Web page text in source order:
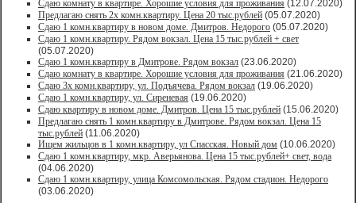
Сдаю комнату в квартире. Хорошие условия для проживания (12.07.2020)
Предлагаю снять 2х комн.квартиру. Цена 20 тыс.рублей (05.07.2020)
Сдаю 1 комн.квартиру в новом доме. Дмитров. Недорого (05.07.2020)
Сдаю 1 комн.квартиру. Рядом вокзал. Цена 15 тыс.рублей + свет
(05.07.2020)
Сдаю 1 комн.квартиру в Дмитрове. Рядом вокзал (23.06.2020)
Сдаю комнату в квартире. Хорошие условия для проживания (21.06.2020)
Сдаю 3х комн.квартиру, ул. Подъячева. Рядом вокзал (19.06.2020)
Сдаю 1 комн.квартиру, ул. Сиреневая (19.06.2020)
Сдаю квартиру в новом доме. Дмитров. Цена 15 тыс.рублей (15.06.2020)
Предлагаю снять 1 комн.квартиру в Дмитрове. Рядом вокзал. Цена 15
тыс.рублей (11.06.2020)
Ищем жильцов в 1 комн.квартиру, ул Спасская. Новый дом (10.06.2020)
Сдаю 1 комн.квартиру, мкр. Аверьянова. Цена 15 тыс.рублей+ свет, вода
(04.06.2020)
Сдаю 1 комн.квартиру, улица Комсомольская. Рядом стадион. Недорого
(03.06.2020)